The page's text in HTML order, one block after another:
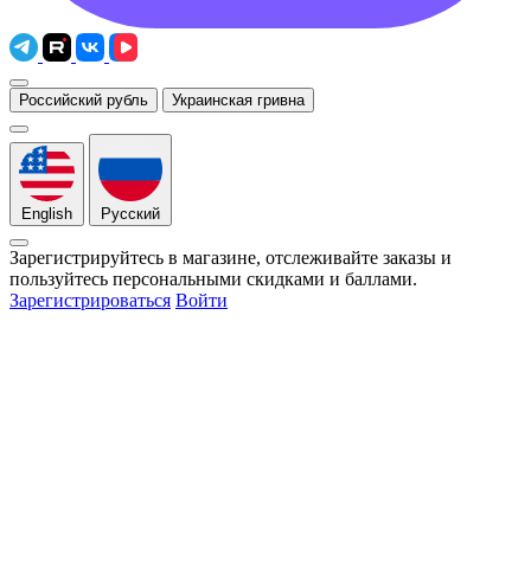
Российский рубль Украинская гривна
English Русский
Зарегистрируйтесь в магазине, отслеживайте заказы и
пользуйтесь персональными скидками и баллами.
Зарегистрироваться Войти